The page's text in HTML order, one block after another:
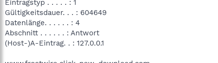
Eintragstyp . . . . . : 1
Gültigkeitsdauer. . . : 604649
Datenlänge. . . . . . : 4
Abschnitt . . . . . . : Antwort
(Host-)A-Eintrag. . : 127.0.0.1